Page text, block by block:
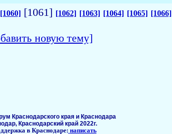
[1060] [1061] [1062] [1063] [1064] [1065] [1066]
новую тему]
Краснодарского края и Краснодара
Краснодарский край 2022г.
в Краснодаре: написать